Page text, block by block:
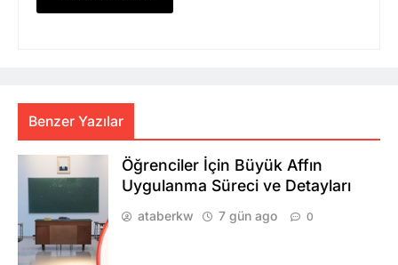
Benzer Yazılar
Öğrenciler İçin Büyük Affın
Uygulanma Süreci ve Detayları
ataberkw 7 gün ago 0